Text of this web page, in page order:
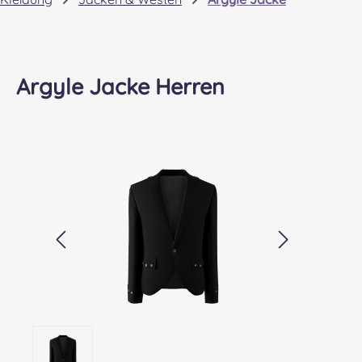
Argyle Jacke Herren